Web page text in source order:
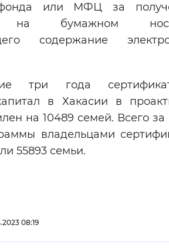
фонда или МФЦ за
на бумажном
содержание
три года
в Хакасии в
на 10489 семей. Всего
владельцами
55893 семьи.
08:19